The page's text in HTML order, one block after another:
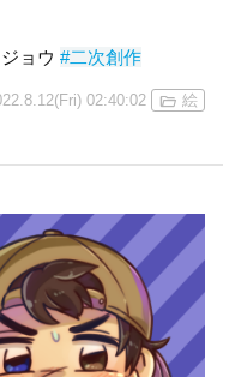
ョウ #二次創作
02:40:02 絵